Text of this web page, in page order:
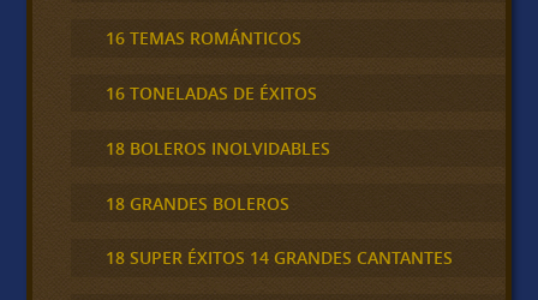
16 TEMAS ROMÁNTICOS
16 TONELADAS DE ÉXITOS
18 BOLEROS INOLVIDABLES
18 GRANDES BOLEROS
18 SUPER ÉXITOS 14 GRANDES CANTANTES